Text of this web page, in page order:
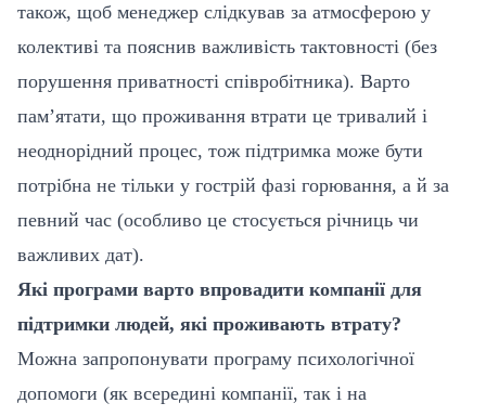
також, щоб менеджер слідкував за атмосферою у
колективі та пояснив важливість тактовності (без
порушення приватності співробітника). Варто
пам’ятати, що проживання втрати це тривалий і
неоднорідний процес, тож підтримка може бути
потрібна не тільки у гострій фазі горювання, а й за
певний час (особливо це стосується річниць чи
важливих дат).
Які програми варто впровадити компанії для
підтримки людей, які проживають втрату?
Можна запропонувати програму психологічної
допомоги (як всередині компанії, так і на